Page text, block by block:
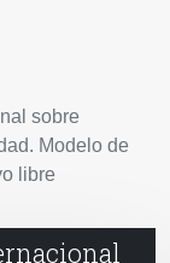
sobre
Modelo de
libre